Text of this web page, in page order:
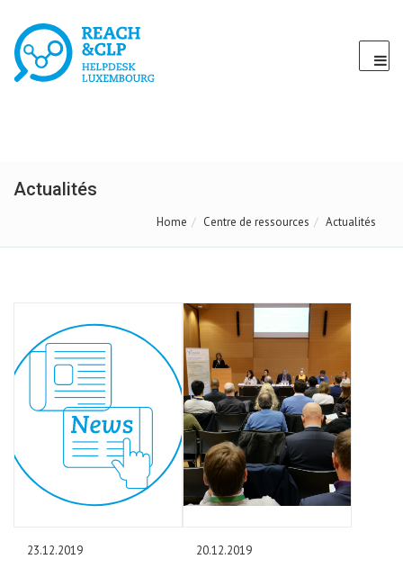
Actualités
Home Centre de ressources Actualités
23.12.2019 20.12.2019